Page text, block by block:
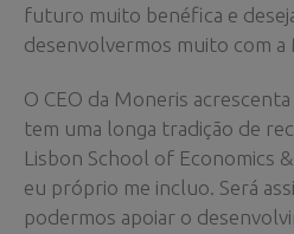
futuro muito benéfica e
desenvolvermos muito com a
O CEO da Moneris
tem uma longa tradição de
Lisbon School of Economics
eu próprio me incluo. Será
podermos apoiar o